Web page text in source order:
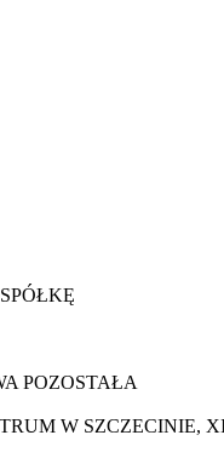
POZOSTAŁA
W SZCZECINIE,